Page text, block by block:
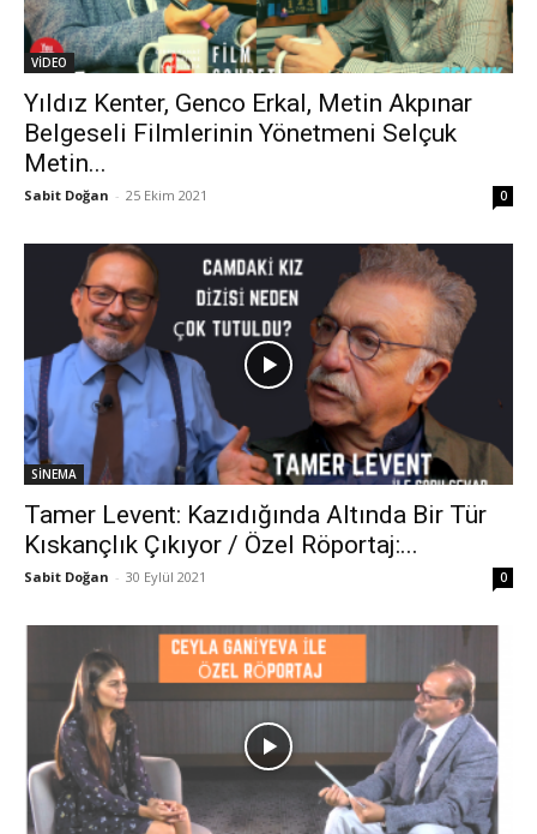
VİDEO
Yıldız Kenter, Genco Erkal, Metin Akpınar
Belgeseli Filmlerinin Yönetmeni Selçuk
Metin...
Sabit Doğan - 25 Ekim 2021 0
SİNEMA
Tamer Levent: Kazıdığında Altında Bir Tür
Kıskançlık Çıkıyor / Özel Röportaj:...
Sabit Doğan - 30 Eylül 2021 0